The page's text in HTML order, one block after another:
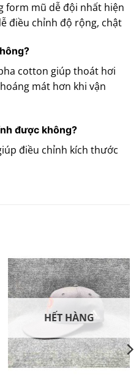
form mũ dễ đội nhất hiện
điều chỉnh độ rộng, chật
cotton giúp thoát hơi
mát hơn khi vận
được không?
điều chỉnh kích thước
HẾT HÀNG